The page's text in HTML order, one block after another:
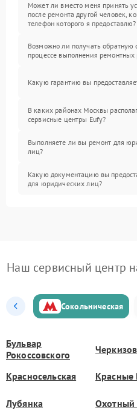
Может ли вместо меня принять
после ремонта другой человек,
телефон которого я предоставлю?
Возможно ли получать обратную
процессе выполнения ремонтных
Какую гарантию вы
В каких районах Москвы
сервисные центры Eufy?
Выполняете ли вы ремонт для
лиц?
Какую документацию вы
для юридических лиц?
Наш сервисный центр
Сокольническая
Бульвар
Рокоссовского
Красносельская
Красные
Лубянка Охотный